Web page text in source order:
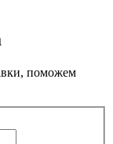
поможем